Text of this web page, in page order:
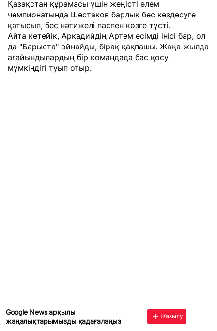
Қазақстан құрамасы үшін жеңісті әлем
чемпионатында Шестаков барлық бес кездесуге
қатысып, бес нәтижелі паспен көзге түсті.
Айта кетейік, Аркадийдің Артем есімді інісі бар, ол
да "Барыста" ойнайды, бірақ қақпашы. Жаңа жылда
ағайындылардың бір командада бас қосу
мүмкіндігі туып отыр.
Google News арқылы
жаңалықтарымызды қадағалаңыз
Жазылу